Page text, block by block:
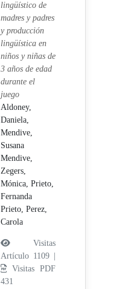
lingüístico de
madres y padres
y producción
lingüística en
niños y niñas de
3 años de edad
durante el
juego
Aldoney,
Daniela,
Mendive,
Susana
Mendive,
Zegers,
Mónica, Prieto,
Fernanda
Prieto, Perez,
Carola
Visitas
Artículo 1109 |
Visitas PDF
431